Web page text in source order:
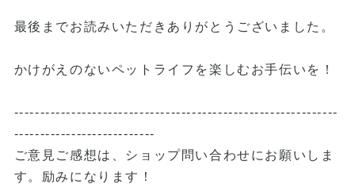
最後までお読みいただきありがとうございました。
かけがえのないペットライフを楽しむお手伝いを！
--------------------------------------------------------------
---------------------------
ご意見ご感想は、ショップ問い合わせにお願いしま
す。励みになります！